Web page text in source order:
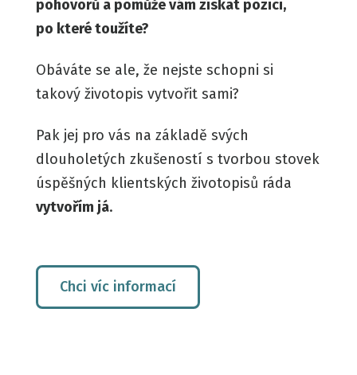
pohovorů a pomůže vám získat pozici,
po které toužíte?
Obáváte se ale, že nejste schopni si
takový životopis vytvořit sami?
Pak jej pro vás na základě svých
dlouholetých zkušeností s tvorbou stovek
úspěšných klientských životopisů ráda
vytvořím já.
Chci víc informací